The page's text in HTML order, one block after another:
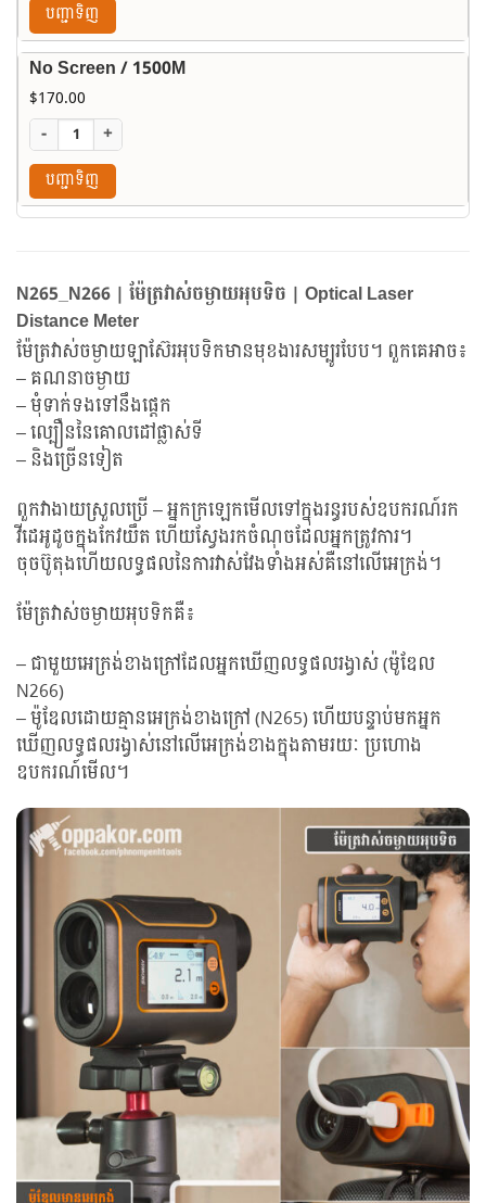
បញ្ជាទិញ
No Screen / 1500M
$170.00
- +
បញ្ជាទិញ
N265_N266 | ម៉ែត្រវាស់ចម្ងាយអុបទិច | Optical Laser
Distance Meter
ម៉ែត្រវាស់ចម្ងាយឡាស៊ែរអុបទិកមានមុខងារសម្បូរបែប។ ពួកគេអាច៖
– គណនាចម្ងាយ
– មុំទាក់ទងទៅនឹងផ្តេក
– ល្បឿននៃគោលដៅផ្លាស់ទី
– និងច្រើនទៀត
ពួកវាងាយស្រួលប្រើ – អ្នកក្រឡេកមើលទៅក្នុងរន្ធរបស់ឧបករណ៍រក
វីដេអូដូចក្នុងកែវយឹត ហើយស្វែងរកចំណុចដែលអ្នកត្រូវការ។
ចុចប៊ូតុងហើយលទ្ធផលនៃការវាស់វែងទាំងអស់គឺនៅលើអេក្រង់។
ម៉ែត្រវាស់ចម្ងាយអុបទិកគឺ៖
– ជាមួយអេក្រង់ខាងក្រៅដែលអ្នកឃើញលទ្ធផលរង្វាស់ (ម៉ូឌែល
N266)
– ម៉ូឌែលដោយគ្មានអេក្រង់ខាងក្រៅ (N265) ហើយបន្ទាប់មកអ្នក
ឃើញលទ្ធផលរង្វាស់នៅលើអេក្រង់ខាងក្នុងតាមរយៈ ប្រហោង
ឧបករណ៍មើល។